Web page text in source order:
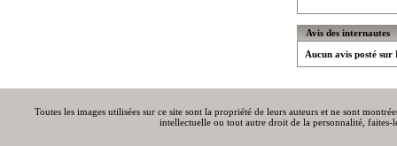
Avis des internautes
Aucun avis posté
Toutes les images utilisées sur ce site sont la propriété de leurs auteurs et ne sont
intellectuelle ou tout autre droit de la personnalité,